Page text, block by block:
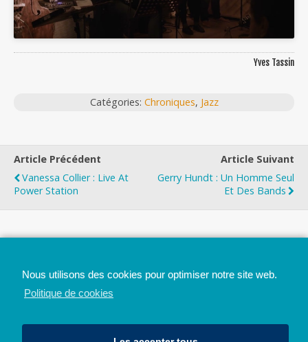
Yves Tassin
Catégories: Chroniques, Jazz
Article Précédent
Vanessa Collier : Live At
Power Station
Article Suivant
Gerry Hundt : Un Homme Seul
Et Des Bands
Nous utilisons des cookies pour optimiser notre site web.
Politique de cookies